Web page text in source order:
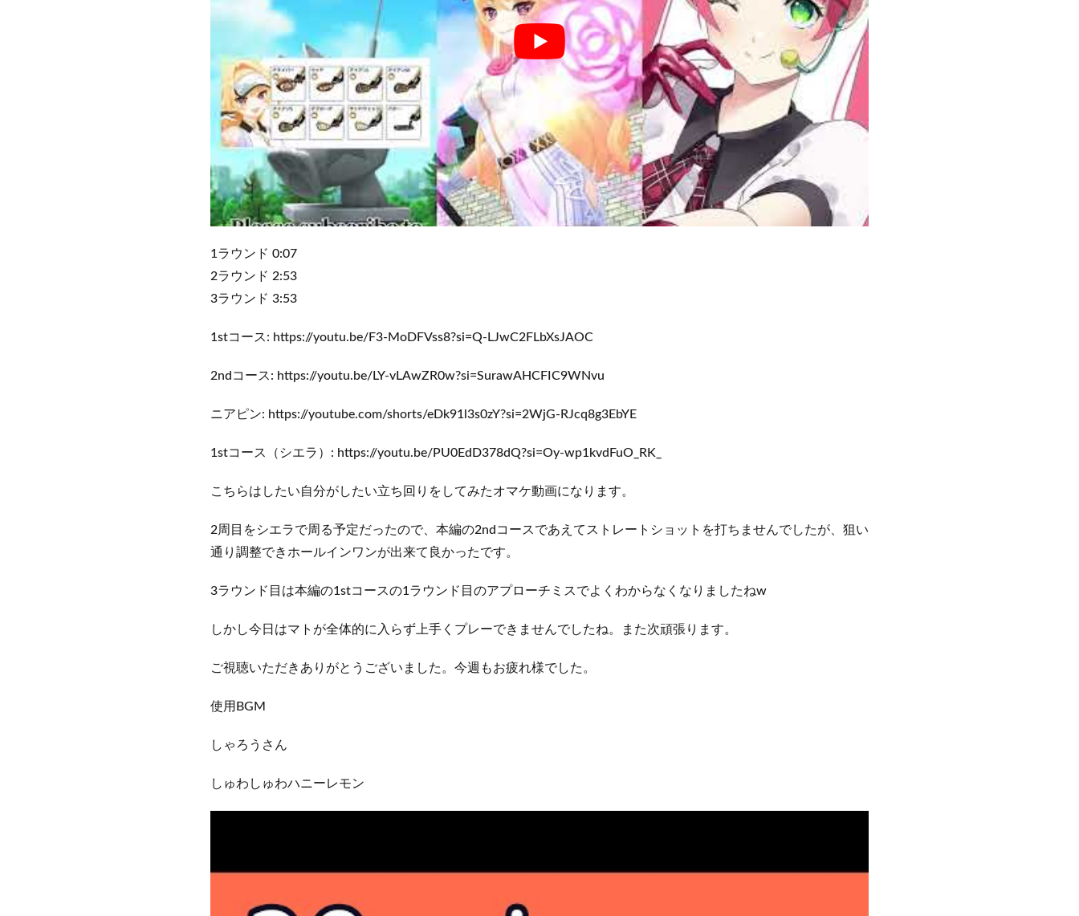
1ラウンド 0:07
2ラウンド 2:53
3ラウンド 3:53
1stコース: https://youtu.be/F3-MoDFVss8?si=Q-LJwC2FLbXsJAOC
2ndコース: https://youtu.be/LY-vLAwZR0w?si=SurawAHCFIC9WNvu
ニアピン: https://youtube.com/shorts/eDk91l3s0zY?si=2WjG-RJcq8g3EbYE
1stコース（シエラ）: https://youtu.be/PU0EdD378dQ?si=Oy-wp1kvdFuO_RK_
こちらはしたい自分がしたい立ち回りをしてみたオマケ動画になります。
2周目をシエラで周る予定だったので、本編の2ndコースであえてストレートショットを打ちませんでしたが、狙い
通り調整できホールインワンが出来て良かったです。
3ラウンド目は本編の1stコースの1ラウンド目のアプローチミスでよくわからなくなりましたねw
しかし今日はマトが全体的に入らず上手くプレーできませんでしたね。また次頑張ります。
ご視聴いただきありがとうございました。今週もお疲れ様でした。
使用BGM
しゃろうさん
しゅわしゅわハニーレモン